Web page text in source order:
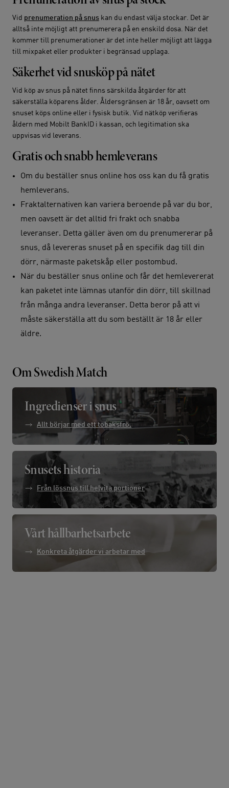
Vid prenumeration på snus kan du endast välja stockar. Det är
alltså inte möjligt att prenumerera på en enskild dosa. När det
kommer till prenumerationer är det inte heller möjligt att lägga
till mixpaket eller produkter i begränsad upplaga.
Säkerhet vid snusköp på nätet
Vid köp av snus på nätet finns särskilda åtgärder för att
säkerställa köparens ålder. Åldersgränsen är 18 år, oavsett om
snuset köps online eller i fysisk butik. Vid nätköp verifieras
åldern med Mobilt BankID i kassan, och legitimation ska
uppvisas vid leverans.
Gratis och snabb hemleverans
Om du beställer snus online hos oss kan du få gratis
hemleverans.
Fraktalternativen kan variera beroende på var du bor,
men oavsett är det alltid fri frakt och snabba
leveranser. Detta gäller även om du prenumererar på
snus, då levereras snuset på en specifik dag till din
dörr, närmaste paketskåp eller postombud.
När du beställer snus online och får det hemlevererat
kan paketet inte lämnas utanför din dörr, till skillnad
från många andra leveranser. Detta beror på att vi
måste säkerställa att du som beställt är 18 år eller
äldre.
Om Swedish Match
Ingredienser i snus
Allt börjar med ett tobaksfrö.
Snusets historia
Från lössnus till helvita portioner
Vårt hållbarhetsarbete
Konkreta åtgärder vi arbetar med